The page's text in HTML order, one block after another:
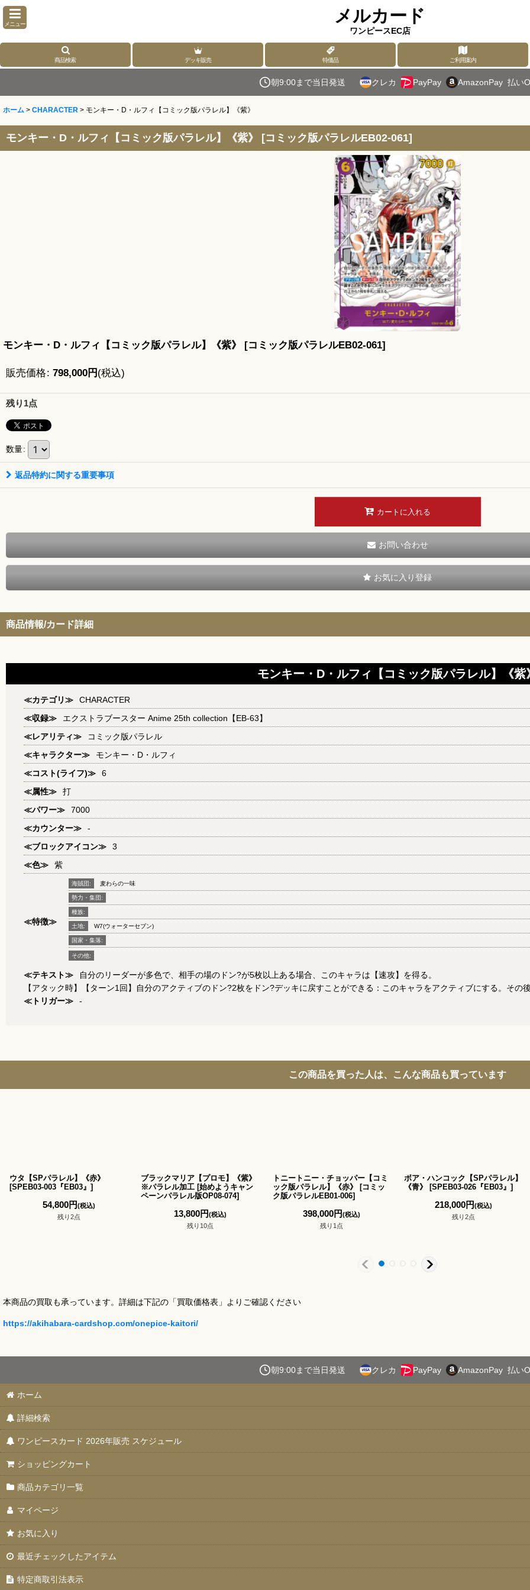
メニュー メルカード
ワンピースEC店
商品検索 デッキ販売 特価品 ご利用案内
朝9:00まで当日発送 クレカ PayPay AmazonPay 払い
ホーム > CHARACTER > モンキー・D・ルフィ【コミック版パラレル】《紫》
モンキー・D・ルフィ【コミック版パラレル】《紫》 [コミック版パラレルEB02-061]
モンキー・D・ルフィ【コミック版パラレル】《紫》 [コミック版パラレルEB02-061]
販売価格: 798,000円 (税込)
残り1点
数量:
返品特約に関する重要事項
カートに入れる
お問い合わせ
お気に入り登録
商品情報/カード詳細
モンキー・D・ルフィ【コミック版パラレル】《紫
≪カテゴリ≫
CHARACTER
≪収録≫
エクストラブースター Anime 25th collection【EB-63】
≪レアリティ≫
コミック版パラレル
≪キャラクター≫
モンキー・D・ルフィ
≪コスト(ライフ)≫
6
≪属性≫
打
≪パワー≫
7000
≪カウンター≫
-
≪ブロックアイコン≫
3
≪色≫
紫
≪特徴≫
海賊団: 麦わらの一味
勢力・集団:
種族:
土地: W7(ウォーターセブン)
国家・集落:
その他:
≪テキスト≫
自分のリーダーが多色で、相手の場のドン?が5枚以上ある場合、このキャラは【速攻】を得る。
【アタック時】【ターン1回】自分のアクティブのドン?2枚をドン?デッキに戻すことができる：このキャラをアクティブにする。その
≪トリガー≫
-
この商品を買った人は、こんな商品も買っています
ウタ【SPパラレル】《赤》
[SPEB03-003『EB03』 ]
54,800円(税込)
残り2点
ブラックマリア【プロモ】《紫》
※パラレル加工 [始めようキャン
ペーンパラレル版OP08-074]
13,800円(税込)
残り10点
トニートニー・チョッパー【コミ
ック版パラレル】《赤》
[コミッ
ク版パラレルEB01-006]
398,000円(税込)
残り1点
ボア・ハンコック【SPパラレル】
《青》
[SPEB03-026『EB03』 ]
218,000円(税込)
残り2点
本商品の買取も承っています。詳細は下記の「買取価格表」よりご確認ください
https://akihabara-cardshop.com/onepice-kaitori/
朝9:00まで当日発送 クレカ PayPay AmazonPay 払い
ホーム
詳細検索
ワンピースカード 2026年販売 スケジュール
ショッピングカート
商品カテゴリ一覧
マイページ
お気に入り
最近チェックしたアイテム
特定商取引法表示